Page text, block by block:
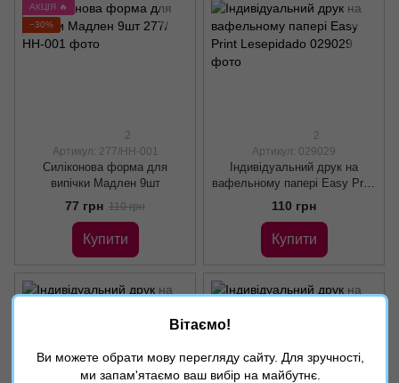
АКЦІЯ 🔥
−30%
2
Артикул: 277/НН-001
Силіконова форма для
випічки Мадлен 9шт
77 грн 110 грн
Купити
2
Артикул: 029029
Індивідуальний друк на
вафельному папері Easy Print
Lesepidado
110 грн
Купити
Вітаємо!
Ви можете обрати мову перегляду сайту. Для зручності,
ми запам'ятаємо ваш вибір на майбутнє.